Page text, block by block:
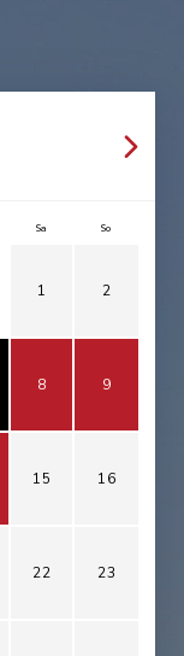
Sa So
1 2
8 9
15 16
22 23